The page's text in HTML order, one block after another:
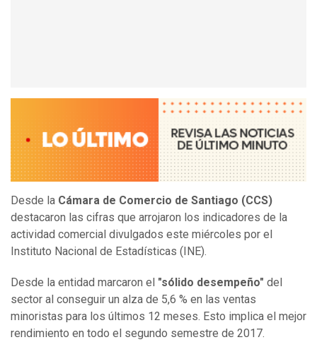
Desde la Cámara de Comercio de Santiago (CCS)
destacaron las cifras que arrojaron los indicadores de la
actividad comercial divulgados este miércoles por el
Instituto Nacional de Estadísticas (INE).
Desde la entidad marcaron el "sólido desempeño" del
sector al conseguir un alza de 5,6 % en las ventas
minoristas para los últimos 12 meses. Esto implica el mejor
rendimiento en todo el segundo semestre de 2017.